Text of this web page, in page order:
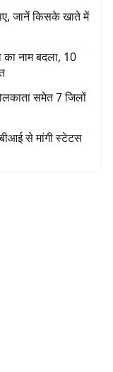
जानें किसके खाते में
नाम बदला, 10
समेत 7 जिलों
से मांगी स्टेटस